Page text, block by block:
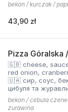
bekon / kurczak /
43,90 zł
Pizza Góralska
🇬🇧 cheese,
red onion,
🇺🇦 сир, соус,
цибуля та
bekon / cebula
żurawina